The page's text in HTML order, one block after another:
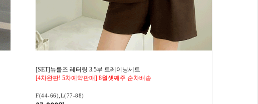
[SET]뉴룰즈 레터링 3.5부 트레이닝세트
[4차완판! 5차예약판매] 8월셋째주 순차배송
F(44-66),L(77-88)